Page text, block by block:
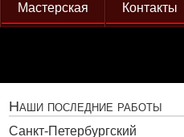
Мастерская Контакты
Наши последние работы
Санкт-Петербургский